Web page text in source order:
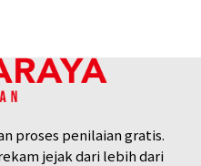
proses penilaian gratis.
jejak dari lebih dari